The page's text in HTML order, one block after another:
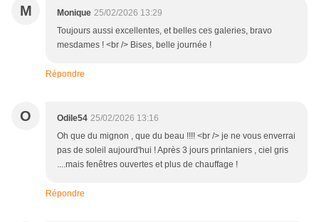
M Monique 25/02/2026 13:29
Toujours aussi excellentes, et belles ces galeries, bravo
mesdames ! <br /> Bises, belle journée !
Répondre
O Odile54 25/02/2026 13:16
Oh que du mignon , que du beau !!!! <br /> je ne vous enverrai
pas de soleil aujourd'hui ! Après 3 jours printaniers , ciel gris
....mais fenêtres ouvertes et plus de chauffage !
Répondre